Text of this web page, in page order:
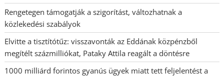
Rengetegen támogatják a szigorítást, változhatnak a
közlekedési szabályok
Elvitte a tisztítótűz: visszavonták az Eddának közpénzből
megítélt százmilliókat, Pataky Attila reagált a döntésre
1000 milliárd forintos gyanús ügyek miatt tett feljelentést a